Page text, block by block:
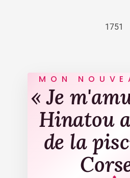
1751
MON
« Je
Hinatou
de la